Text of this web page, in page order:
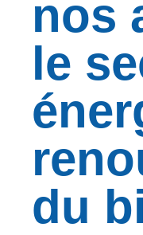
nos
le
du